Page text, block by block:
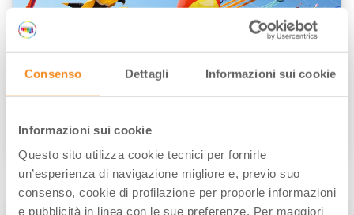
Consenso Dettagli Informazioni sui cookie
Informazioni sui cookie
Questo sito utilizza cookie tecnici per fornirle
un’esperienza di navigazione migliore e, previo suo
consenso, cookie di profilazione per proporle informazioni
e pubblicità in linea con le sue preferenze. Per maggiori
Aquiloni e Mongolfiere: i Festival nei cieli
dell’Emilia-Romagna
diElisa Mazzini/// Marzo 23, 2026